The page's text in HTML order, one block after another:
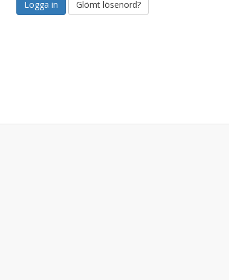
Glömt lösenord?